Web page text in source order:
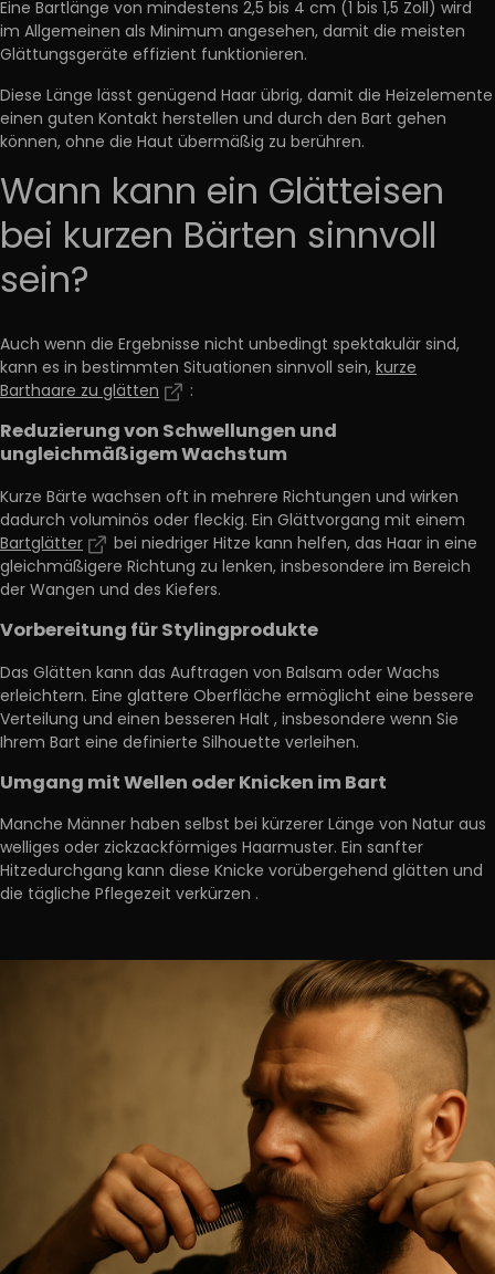
Eine Bartlänge von mindestens 2,5 bis 4 cm (1 bis 1,5 Zoll) wird
im Allgemeinen als Minimum angesehen, damit die meisten
Glättungsgeräte effizient funktionieren.
Diese Länge lässt genügend Haar übrig, damit die Heizelemente
einen guten Kontakt herstellen und durch den Bart gehen
können,ohne die Haut übermäßig zu berühren.
Wann kann ein Glätteisen
bei kurzen Bärten sinnvoll
sein?
Auch wenn die Ergebnisse nicht unbedingt spektakulär sind,
kann es in bestimmten Situationen sinnvoll sein,kurze
Barthaare zu glätten
:
Reduzierung von Schwellungen und
ungleichmäßigem Wachstum
Kurze Bärte wachsen oft in mehrere Richtungen und wirken
dadurch voluminös oder fleckig. Ein Glättvorgang mit einem
Bartglätter
bei niedriger Hitze kann helfen,das Haar in eine
gleichmäßigere Richtung zu lenken,insbesondere im Bereich
der Wangen und des Kiefers.
Vorbereitung für Stylingprodukte
Das Glätten kann das Auftragen von Balsam oder Wachs
erleichtern. Eine glattere Oberfläche ermöglicht eine bessere
Verteilung und einen besseren Halt , insbesondere wenn Sie
Ihrem Bart eine definierte Silhouette verleihen.
Umgang mit Wellen oder Knicken im Bart
Manche Männer haben selbst bei kürzerer Länge von Natur aus
welliges oder zickzackförmiges Haarmuster. Ein sanfter
Hitzedurchgang kann diese Knicke vorübergehend glätten und
die tägliche Pflegezeit verkürzen .